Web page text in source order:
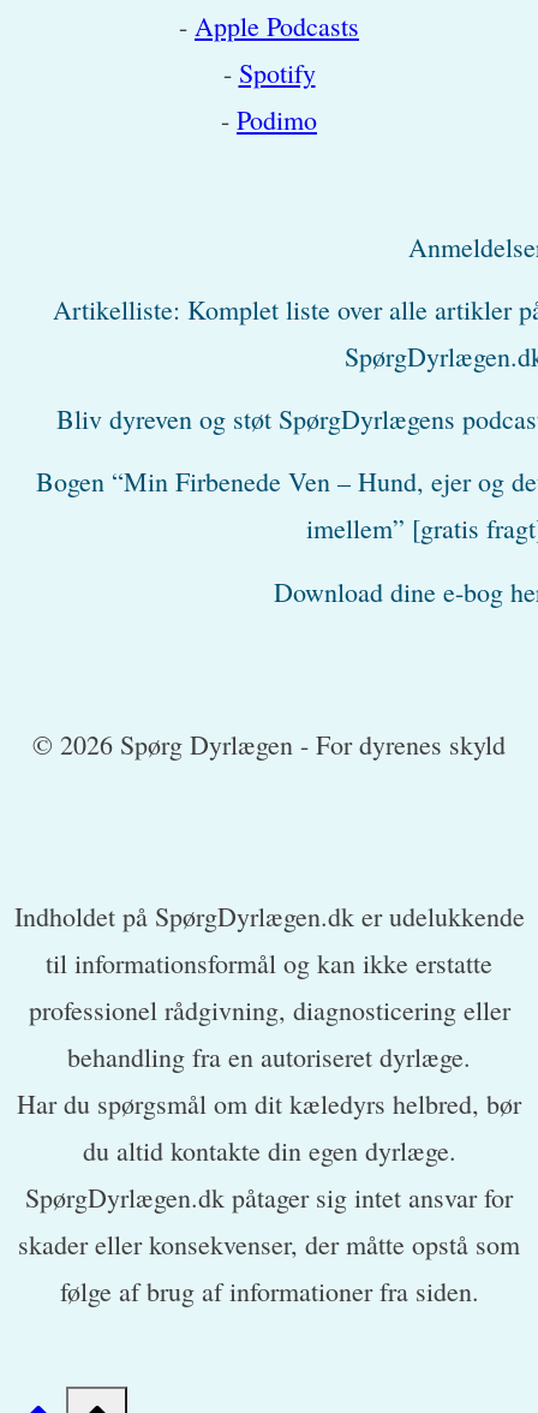
- Apple Podcasts
- Spotify
- Podimo
Artikelliste: Komplet liste over alle artikler
Bliv dyreven og støt SpørgDyrlægens
Bogen “Min Firbenede Ven – Hund, ejer og
imellem” [gratis
Download dine e-bog
© 2026 Spørg Dyrlægen - For dyrenes skyld
Indholdet på SpørgDyrlægen.dk er udelukkende
til informationsformål og kan ikke erstatte
professionel rådgivning, diagnosticering eller
behandling fra en autoriseret dyrlæge.
Har du spørgsmål om dit kæledyrs helbred, bør
du altid kontakte din egen dyrlæge.
SpørgDyrlægen.dk påtager sig intet ansvar for
skader eller konsekvenser, der måtte opstå som
følge af brug af informationer fra siden.